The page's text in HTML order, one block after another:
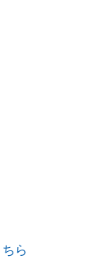
ら